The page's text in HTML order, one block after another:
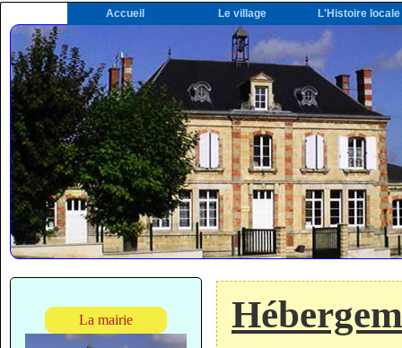
Accueil Le village L'Histoire locale
La mairie